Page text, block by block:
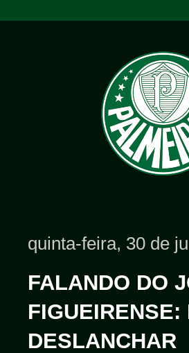
quinta-feira, 30 de
FALANDO DO
DESLANCHAR